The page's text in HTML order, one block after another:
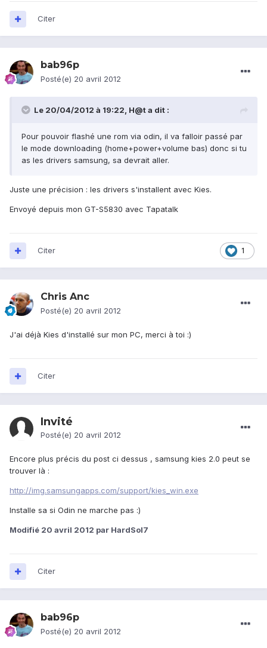
Citer
bab96p
Posté(e) 20 avril 2012
Le 20/04/2012 à 19:22, H@t a dit :
Pour pouvoir flashé une rom via odin, il va falloir passé par
le mode downloading (home+power+volume bas) donc si tu
as les drivers samsung, sa devrait aller.
Juste une précision : les drivers s'installent avec Kies.
Envoyé depuis mon GT-S5830 avec Tapatalk
1
Citer
Chris Anc
Posté(e) 20 avril 2012
J'ai déjà Kies d'installé sur mon PC, merci à toi :)
Citer
Invité
Posté(e) 20 avril 2012
Encore plus précis du post ci dessus , samsung kies 2.0 peut se
trouver là :
http://img.samsungapps.com/support/kies_win.exe
Installe sa si Odin ne marche pas :)
Modifié 20 avril 2012 par HardSol7
Citer
bab96p
Posté(e) 20 avril 2012